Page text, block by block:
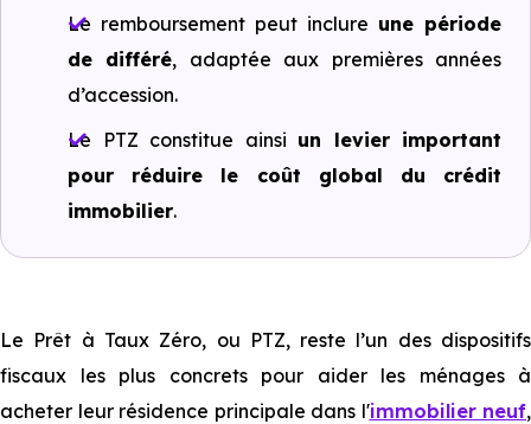
Le remboursement peut inclure une période
de différé, adaptée aux premières années
d’accession.
Le PTZ constitue ainsi un levier important
pour réduire le coût global du crédit
immobilier.
Le Prêt à Taux Zéro, ou PTZ, reste l’un des dispositifs
fiscaux les plus concrets pour aider les ménages à
acheter leur résidence principale dans l'immobilier neuf,